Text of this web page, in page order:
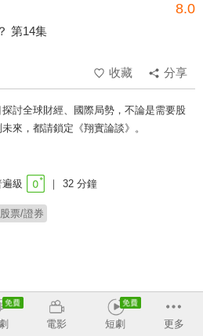
8.0
第14集
收藏
分享
討全球財經、國際局勢，不論是需要股
來，都請鎖定《翔實論談》。
遍級 32 分鐘
股票/證券
收回
電影 短劇 更多